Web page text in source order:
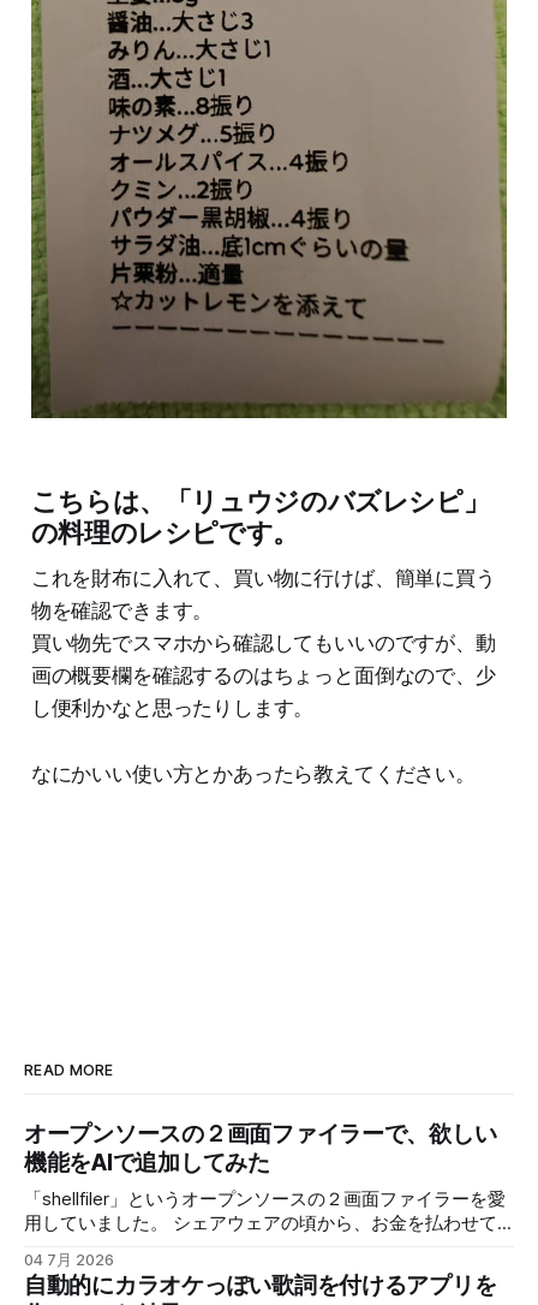
こちらは、「リュウジのバズレシピ」
の料理のレシピです。
これを財布に入れて、買い物に行けば、簡単に買う
物を確認できます。
買い物先でスマホから確認してもいいのですが、動
画の概要欄を確認するのはちょっと面倒なので、少
し便利かなと思ったりします。
なにかいい使い方とかあったら教えてください。
READ MORE
オープンソースの２画面ファイラーで、欲しい
機能をAIで追加してみた
「shellfiler」というオープンソースの２画面ファイラーを愛
用していました。 シェアウェアの頃から、お金を払わせて
ンソースになりました。 個人的に欲しい機能で、ネットワ
ーク上のNASや他のPCの共有フォルダに手軽にアクセスする
04 7月 2026
自動的にカラオケっぽい歌詞を付けるアプリを